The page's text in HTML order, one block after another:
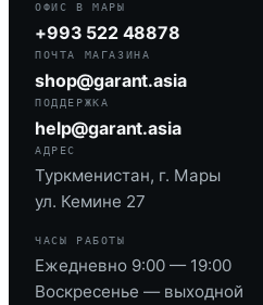
ОФИС В МАРЫ
+993 522 48878
ПОЧТА МАГАЗИНА
shop@garant.asia
ПОДДЕРЖКА
help@garant.asia
АДРЕС
Туркменистан, г. Мары
ул. Кемине 27
ЧАСЫ РАБОТЫ
Ежедневно 9:00 — 19:00
Воскресенье — выходной